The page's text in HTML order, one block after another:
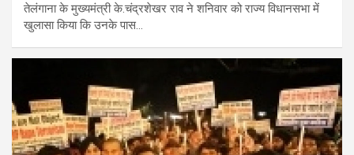
तेलंगाना के मुख्यमंत्री के.चंद्रशेखर राव ने शनिवार को राज्य विधानसभा में
खुलासा किया कि उनके पास…